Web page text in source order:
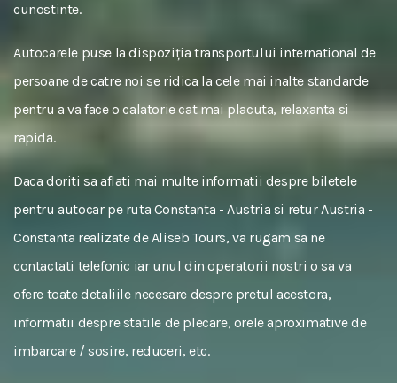
cunostinte.
Autocarele puse la dispoziția transportului international de
persoane de catre noi se ridica la cele mai inalte standarde
pentru a va face o calatorie cat mai placuta, relaxanta si
rapida.
Daca doriti sa aflati mai multe informatii despre biletele
pentru autocar pe ruta Constanta - Austria si retur Austria -
Constanta realizate de Aliseb Tours, va rugam sa ne
contactati telefonic iar unul din operatorii nostri o sa va
ofere toate detaliile necesare despre pretul acestora,
informatii despre statile de plecare, orele aproximative de
imbarcare / sosire, reduceri, etc.